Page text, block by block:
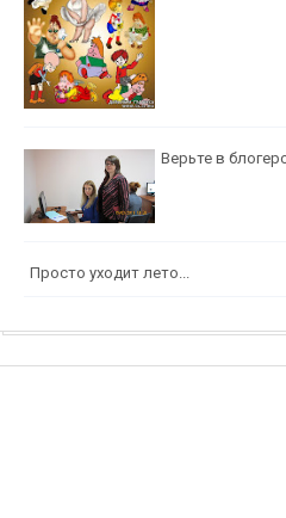
Верьте в
Просто уходит лето...